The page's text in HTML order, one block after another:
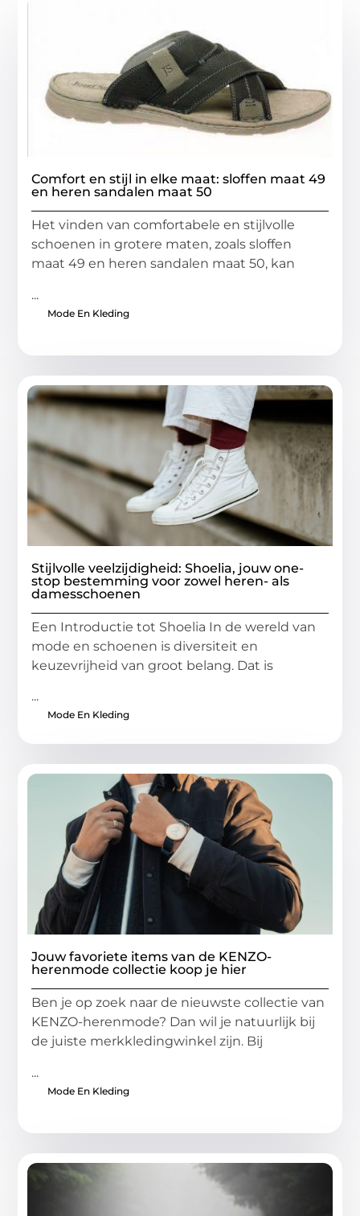
Comfort en stijl in elke maat: sloffen maat 49
en heren sandalen maat 50
Het vinden van comfortabele en stijlvolle
schoenen in grotere maten, zoals sloffen
maat 49 en heren sandalen maat 50, kan
...
Mode En Kleding
Stijlvolle veelzijdigheid: Shoelia, jouw one-
stop bestemming voor zowel heren- als
damesschoenen
Een Introductie tot Shoelia In de wereld van
mode en schoenen is diversiteit en
keuzevrijheid van groot belang. Dat is
...
Mode En Kleding
Jouw favoriete items van de KENZO-
herenmode collectie koop je hier
Ben je op zoek naar de nieuwste collectie van
KENZO-herenmode? Dan wil je natuurlijk bij
de juiste merkkledingwinkel zijn. Bij
...
Mode En Kleding